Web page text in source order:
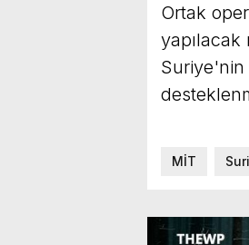
Ortak
Suriye'nin
MİT